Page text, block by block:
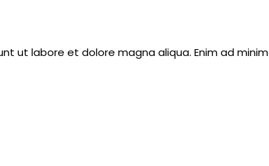
ut labore et dolore magna aliqua. Enim ad minim